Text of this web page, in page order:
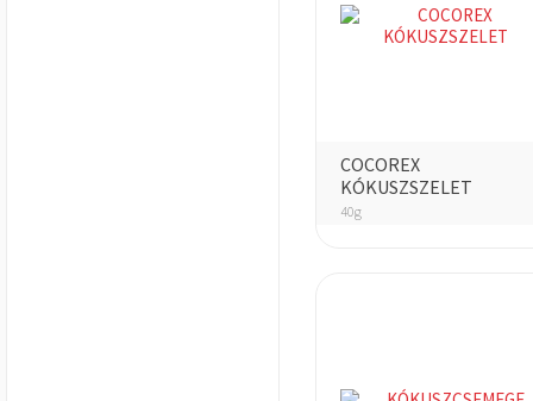
COCOREX
KÓKUSZSZELET
40g